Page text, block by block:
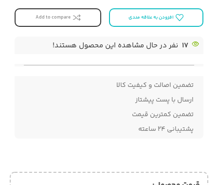
افزودن به علاقه مندی Add to compare
17 نفر در حال مشاهده این محصول هستند!
تضمین اصالت و کیفیت کالا
ارسال با پست پیشتاز
تضمین کمترین قیمت
پشتیبانی ۲۴ ساعته